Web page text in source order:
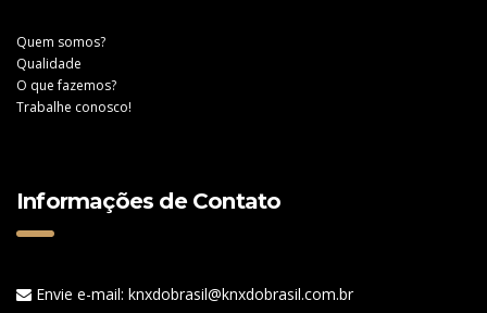
Quem somos?
Qualidade
O que fazemos?
Trabalhe conosco!
Informações de Contato
Envie e-mail: knxdobrasil@knxdobrasil.com.br